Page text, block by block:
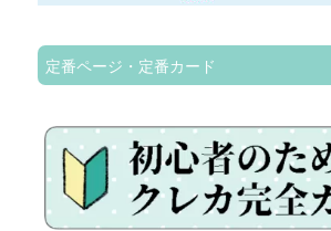
定番ページ・定番カード